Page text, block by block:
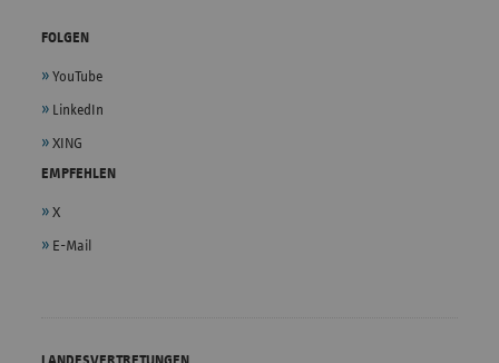
FOLGEN
YouTube
LinkedIn
XING
EMPFEHLEN
X
E-Mail